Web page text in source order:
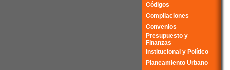
Códigos
Compilaciones
Convenios
Presupuesto y
Finanzas
Institucional y Político
Planeamiento Urbano